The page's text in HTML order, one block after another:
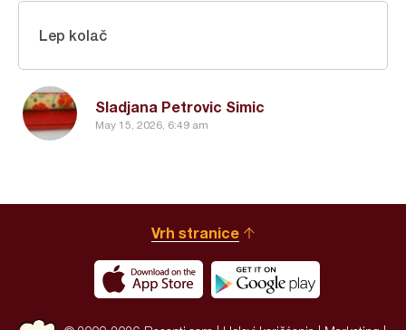
Sladjana Petrovic Simic
May 15, 2026, 6:49 am
Lep kolač
Vrh stranice